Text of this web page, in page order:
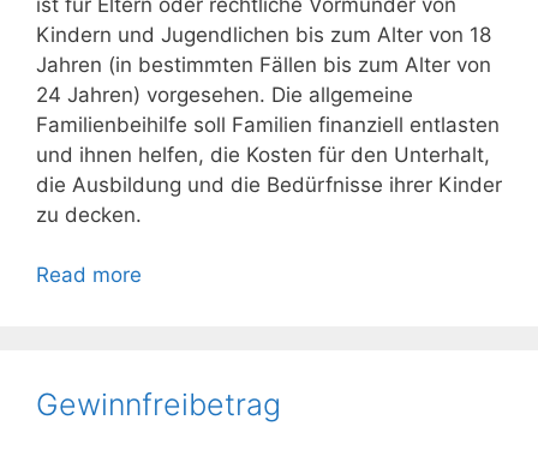
Kindern und Jugendlichen bis zum Alter von 18
Jahren (in bestimmten Fällen bis zum Alter von
24 Jahren) vorgesehen. Die allgemeine
Familienbeihilfe soll Familien finanziell entlasten
und ihnen helfen, die Kosten für den Unterhalt,
die Ausbildung und die Bedürfnisse ihrer Kinder
zu decken.
Read more
Gewinnfreibetrag